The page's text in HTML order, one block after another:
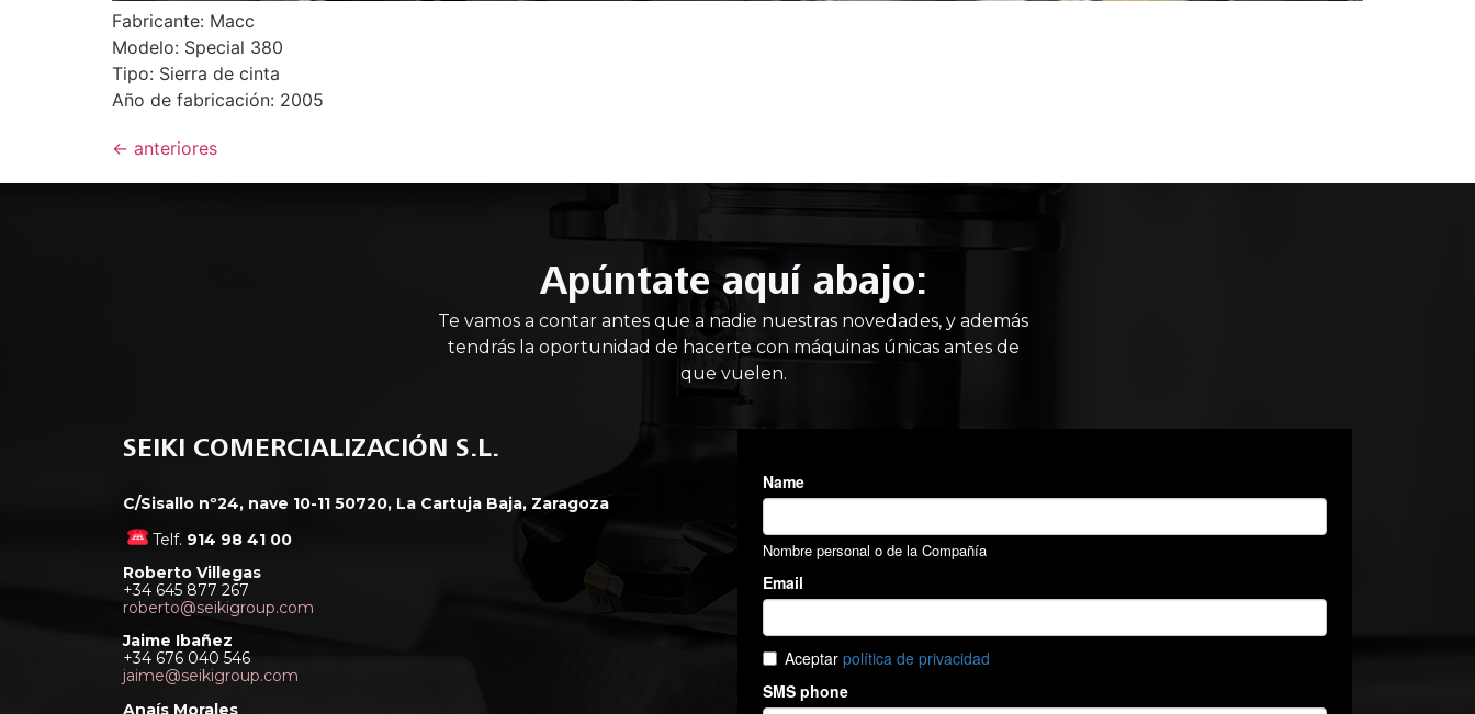
Fabricante: Macc
Modelo: Special 380
Tipo: Sierra de cinta
Año de fabricación: 2005
← anteriores
Apúntate aquí abajo:
Te vamos a contar antes que a nadie nuestras novedades, y además
tendrás la oportunidad de hacerte con máquinas únicas antes de
que vuelen.
SEIKI COMERCIALIZACIÓN S.L.
C/Sisallo nº24, nave 10-11 50720, La Cartuja Baja, Zaragoza
Telf. 914 98 41 00
Roberto Villegas
+34 645 877 267
roberto@seikigroup.com
Jaime Ibañez
+34 676 040 546
jaime@seikigroup.com
Anaís Morales